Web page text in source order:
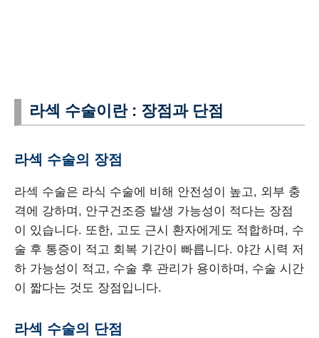
라섹 수술이란 : 장점과 단점
라섹 수술의 장점
라섹 수술은 라식 수술에 비해 안전성이 높고, 외부 충
격에 강하며, 안구건조증 발생 가능성이 적다는 장점
이 있습니다. 또한, 고도 근시 환자에게도 적합하며, 수
술 후 통증이 적고 회복 기간이 빠릅니다. 야간 시력 저
하 가능성이 적고, 수술 후 관리가 용이하며, 수술 시간
이 짧다는 것도 장점입니다.
라섹 수술의 단점